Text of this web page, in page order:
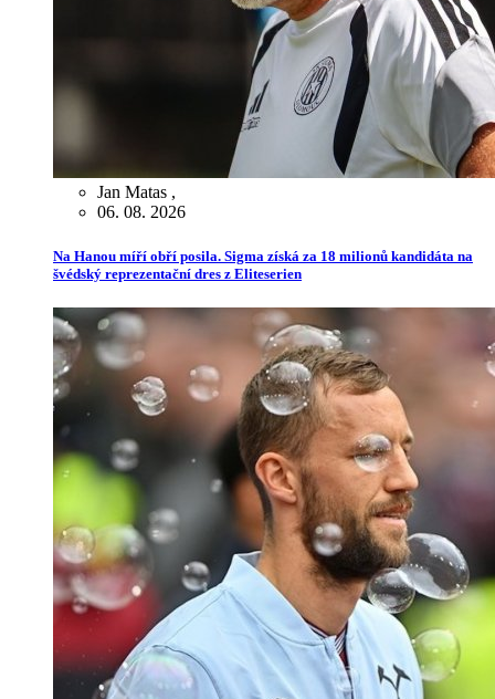
Jan Matas ,
06. 08. 2026
Na Hanou míří obří posila. Sigma získá za 18 milionů kandidáta na
švédský reprezentační dres z Eliteserien